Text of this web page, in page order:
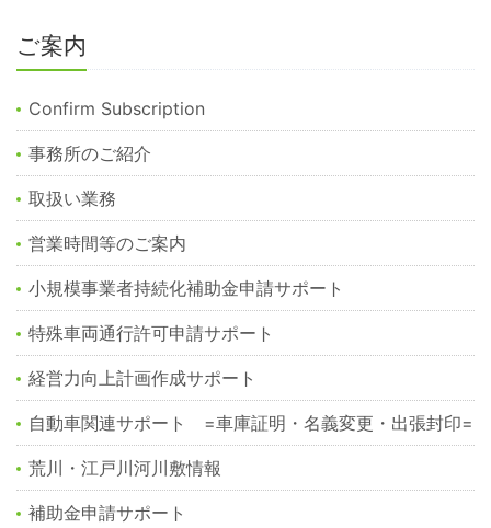
ご案内
Confirm Subscription
事務所のご紹介
取扱い業務
営業時間等のご案内
小規模事業者持続化補助金申請サポート
特殊車両通行許可申請サポート
経営力向上計画作成サポート
自動車関連サポート =車庫証明・名義変更・出張封印=
荒川・江戸川河川敷情報
補助金申請サポート